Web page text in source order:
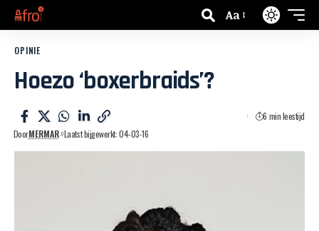
Aa
OPINIE
Hoezo ‘boxerbraids’?
DoorMERMAR Laatst bijgewerkt: 04-03-16
6 min leestijd